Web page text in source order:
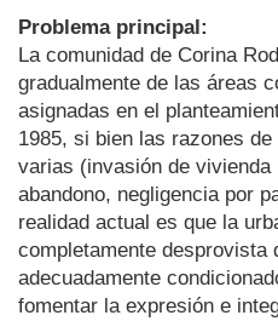
Problema principal:
La comunidad de Corina
gradualmente de las áreas
asignadas en el
1985, si bien las razones
varias (invasión de
abandono, negligencia por
realidad actual es que la
completamente desprovista
adecuadamente
fomentar la expresión e